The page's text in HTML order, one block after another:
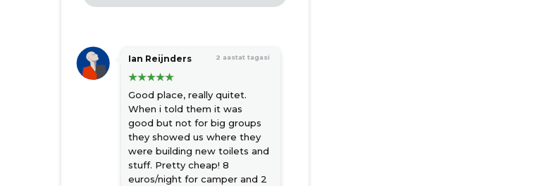
Ian Reijnders 2 aastat tagasi
Good place, really quitet.
When i told them it was
good but not for big groups
they showed us where they
were building new toilets and
stuff. Pretty cheap! 8
euros/night for camper and 2